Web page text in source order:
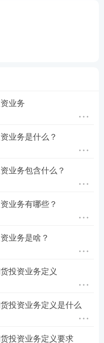
责任公司、具有托管
监会认可的其他资产
处分或其他情形而取
务，以专项计划资产
原始权益人、管理
投资者发行，发行对象不
于100万元人民币发行面
业务
业务是什么？
业务包含什么？
业务有哪些？
业务是啥？
投资业务定义
投资业务定义是什么
投资业务定义要求